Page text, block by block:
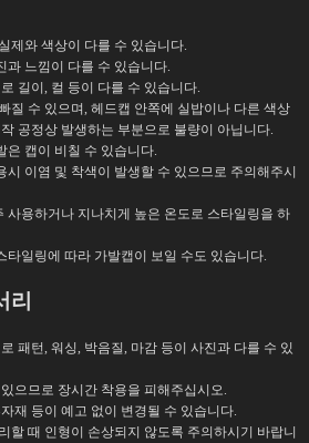
제와 색상이 다를 수 있습니다.
과 느낌이 다를 수 있습니다.
길이, 컬 등이 다를 수 있습니다.
질 수 있으며, 헤드캡 안쪽에 실밥이나 다른 색상
공정상 발생하는 부분으로 불량이 아닙니다.
은 캡이 비칠 수 있습니다.
이염 및 착색이 발생할 수 있으므로 주의해주시
사용하거나 지나치게 높은 온도로 스타일링을 하
타일링에 따라 가발캡이 보일 수도 있습니다.
리
패턴, 워싱, 박음질, 마감 등이 사진과 다를 수 있
으므로 장시간 착용을 피해주십시오.
재 등이 예고 없이 변경될 수 있습니다.
할 때 인형이 손상되지 않도록 주의하시기 바랍니